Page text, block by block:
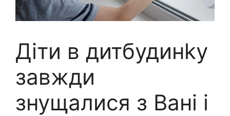
Діти в дитбудинkу
завжди
знущалися з Вані і